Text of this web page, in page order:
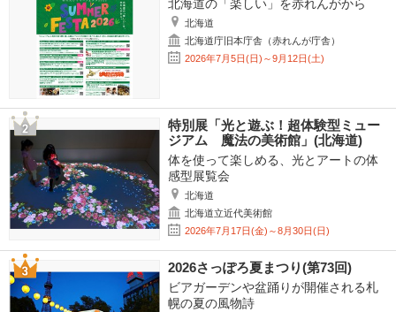
北海道の「楽しい」を赤れんがから
北海道
北海道庁旧本庁舎（赤れんが庁舎）
2026年7月5日(日)～9月12日(土)
特別展「光と遊ぶ！超体験型ミュー
ジアム 魔法の美術館」(北海道)
体を使って楽しめる、光とアートの体
感型展覧会
北海道
北海道立近代美術館
2026年7月17日(金)～8月30日(日)
2026さっぽろ夏まつり(第73回)
ビアガーデンや盆踊りが開催される札
幌の夏の風物詩